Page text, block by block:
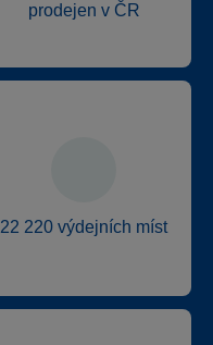
prodejen v ČR
22 220 výdejních míst